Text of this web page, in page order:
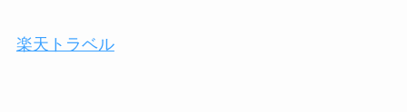
楽天トラベル